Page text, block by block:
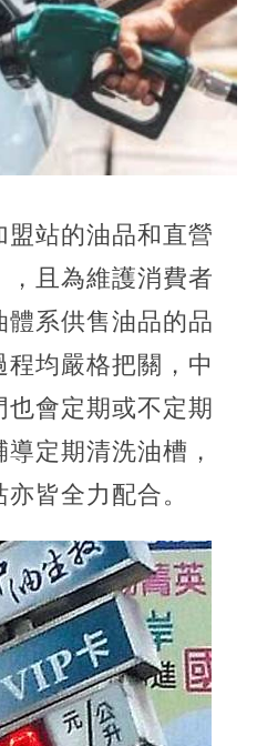
站的油品和直營
且為維護消費者
系供售油品的品
均嚴格把關，中
會定期或不定期
定期清洗油槽，
皆全力配合。